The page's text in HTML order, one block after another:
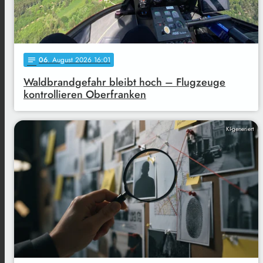
notes 06. August 2026 16:01
Waldbrandgefahr bleibt hoch – Flugzeuge
kontrollieren Oberfranken
KI-generiert